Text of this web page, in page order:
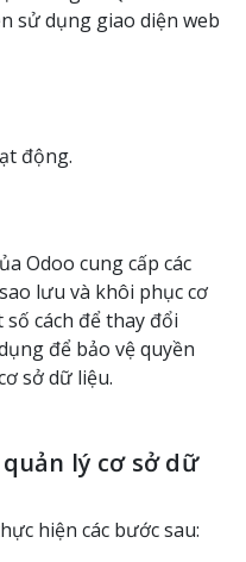
sử dụng giao diện web
động.
Odoo cung cấp các
lưu và khôi phục cơ
cách để thay đổi
để bảo vệ quyền
sở dữ liệu.
lý cơ sở dữ
hiện các bước sau: